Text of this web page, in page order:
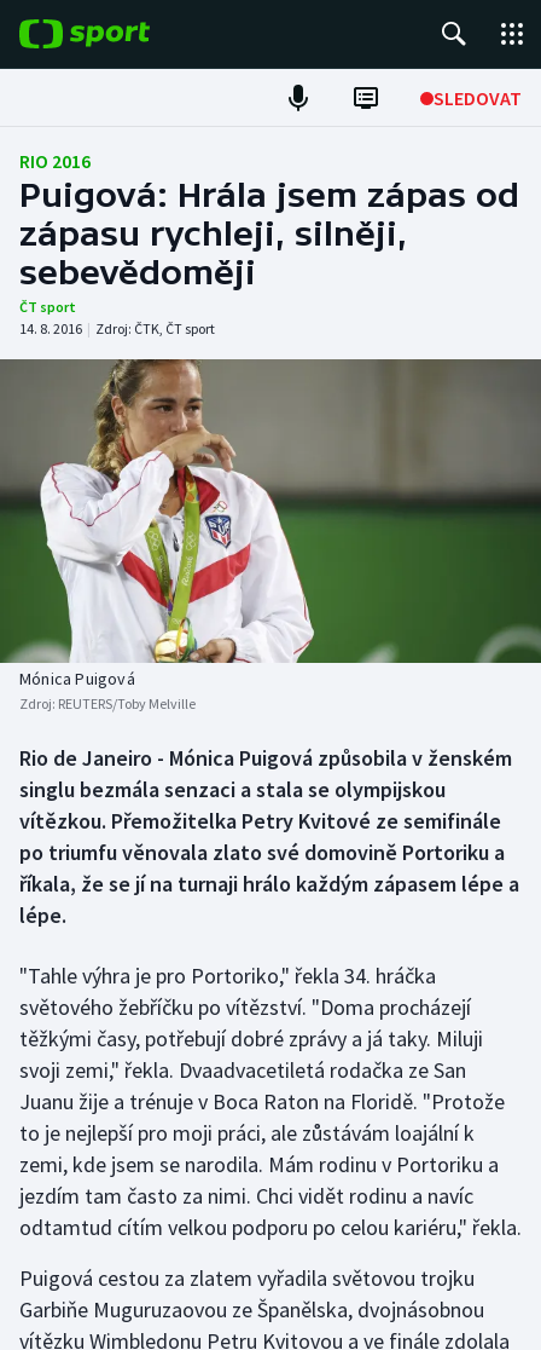
SLEDOVAT
Fotbal
Hokej
Tenis
Atletika
Cyklistika
DALŠÍ SPORTY
Americký fotbal
Baseball a softbal
Basketbal
Biatlon
Box
Curling
Dostihy
Florbal
Futsal
Golf
Gymnastika
Házená
Judo
NEPŘEHLÉDNĚTE
Soutěže
Historické návraty
Aplikace ČT sport
RIO 2016
Puigová: Hrála jsem zápas od
zápasu rychleji, silněji,
sebevědoměji
ČT sport
14. 8. 2016 | Zdroj: ČTK, ČT sport
Mónica Puigová
Zdroj: REUTERS/Toby Melville
Rio de Janeiro - Mónica Puigová způsobila v ženském
singlu bezmála senzaci a stala se olympijskou
vítězkou. Přemožitelka Petry Kvitové ze semifinále
po triumfu věnovala zlato své domovině Portoriku a
říkala, že se jí na turnaji hrálo každým zápasem lépe a
lépe.
"Tahle výhra je pro Portoriko," řekla 34. hráčka
světového žebříčku po vítězství. "Doma procházejí
těžkými časy, potřebují dobré zprávy a já taky. Miluji
svoji zemi," řekla. Dvaadvacetiletá rodačka ze San
Juanu žije a trénuje v Boca Raton na Floridě. "Protože
to je nejlepší pro moji práci, ale zůstávám loajální k
zemi, kde jsem se narodila. Mám rodinu v Portoriku a
jezdím tam často za nimi. Chci vidět rodinu a navíc
odtamtud cítím velkou podporu po celou kariéru," řekla.
Puigová cestou za zlatem vyřadila světovou trojku
Garbiňe Muguruzaovou ze Španělska, dvojnásobnou
vítězku Wimbledonu Petru Kvitovou a ve finále zdolala